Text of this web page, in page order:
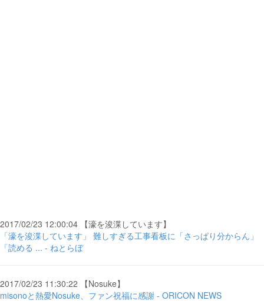
2017/02/23 12:00:04 【濠を浚渫しています】
「濠を浚渫しています」 難しすぎる工事看板に「さっぱり分からん」
「読める ... - ねとらぼ
2017/02/23 11:30:22 【Nosuke】
misonoと熱愛Nosuke、ファン祝福に感謝 - ORICON NEWS